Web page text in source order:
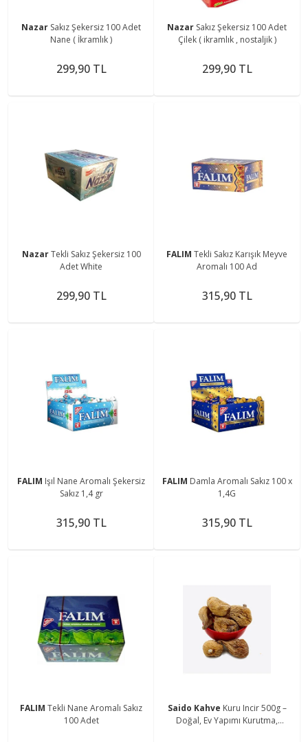
Nazar Sakız Şekersiz 100 Adet
Nane ( İkramlık )
299,90 TL
Nazar Sakız Şekersiz 100 Adet
Çilek ( ikramlık , nostaljik )
299,90 TL
NazarTekli Sakız Şekersiz 100
Adet White
299,90 TL
FALIM Tekli Sakız Karışık Meyve
Aromalı 100 Ad
315,90 TL
FALIM Işıl Nane Aromalı Şekersiz
Sakız 1,4 gr
315,90 TL
FALIM Damla Aromalı Sakız 100 x
1,4G
315,90 TL
FALIM Tekli Nane Aromalı Sakız
100 Adet
Saido Kahve Kuru Incir 500g –
Doğal, Ev Yapımı Kurutma,